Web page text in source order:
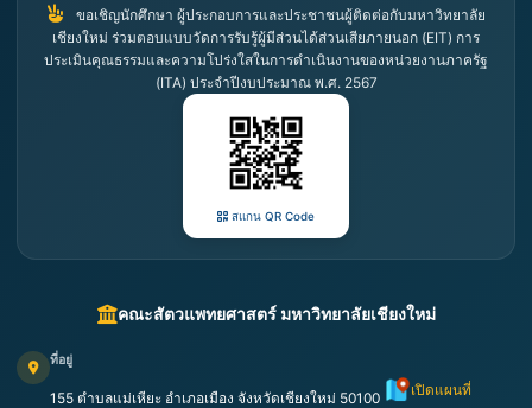
ขอเชิญนักศึกษา ผู้ประกอบการและประชาชนผู้ติดต่อกับมหาวิทยาลัย
เชียงใหม่ ร่วมตอบแบบวัดการรับรู้ผู้มีส่วนได้ส่วนเสียภายนอก (EIT) การ
ประเมินคุณธรรมและความโปร่งใสในการดำเนินงานของหน่วยงานภาครัฐ
(ITA) ประจำปีงบประมาณ พ.ศ. 2567
สแกน QR Code
คณะสัตวแพทยศาสตร์ มหาวิทยาลัยเชียงใหม่
ที่อยู่
155 ตำบลแม่เหียะ อำเภอเมือง จังหวัดเชียงใหม่ 50100 เปิดแผนที่